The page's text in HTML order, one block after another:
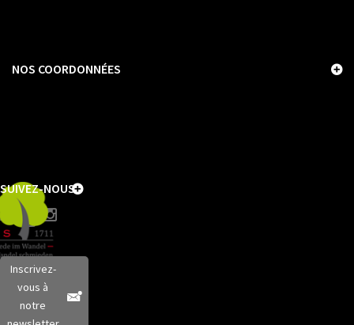
NOS COORDONNÉES
SUIVEZ-NOUS
Inscrivez-
vous à
notre